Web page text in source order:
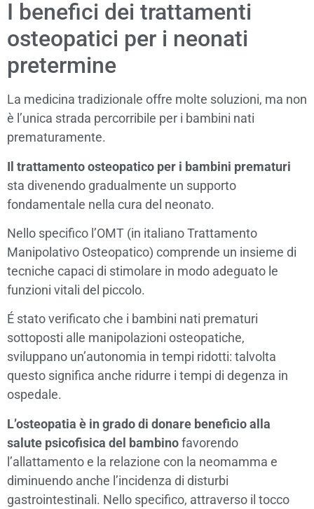
I benefici dei trattamenti
osteopatici per i neonati
pretermine
La medicina tradizionale offre molte soluzioni, ma non
è l’unica strada percorribile per i bambini nati
prematuramente.
Il trattamento osteopatico per i bambini prematuri
sta divenendo gradualmente un supporto
fondamentale nella cura del neonato.
Nello specifico l’OMT (in italiano Trattamento
Manipolativo Osteopatico) comprende un insieme di
tecniche capaci di stimolare in modo adeguato le
funzioni vitali del piccolo.
É stato verificato che i bambini nati prematuri
sottoposti alle manipolazioni osteopatiche,
sviluppano un’autonomia in tempi ridotti: talvolta
questo significa anche ridurre i tempi di degenza in
ospedale.
L’osteopatia è in grado di donare beneficio alla
salute psicofisica del bambinofavorendo
l’allattamento e la relazione con la neomamma e
diminuendo anche l’incidenza di disturbi
gastrointestinali. Nello specifico, attraverso il tocco